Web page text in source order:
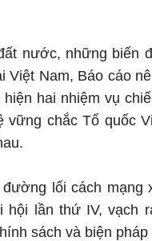
nước, những biến
Nam, Báo cáo
hai nhiệm vụ
chắc Tổ quốc
lối cách
hội lần thứ IV, vạch
sách và biện